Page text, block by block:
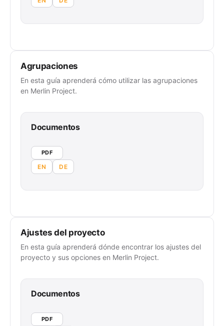
Agrupaciones
En esta guía aprenderá cómo utilizar las agrupaciones
en Merlin Project.
Documentos
PDF
EN DE
Ajustes del proyecto
En esta guía aprenderá dónde encontrar los ajustes del
proyecto y sus opciones en Merlin Project.
Documentos
PDF